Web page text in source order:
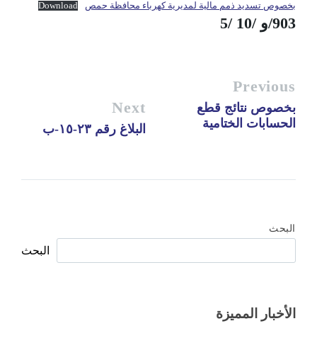
بخصوص تسديد ذمم مالية لمديرية كهرباء محافظة حمص Download
903/و /10 /5
Previous
بخصوص نتائج قطع
الحسابات الختامية
Next
البلاغ رقم ٢٣-١٥-ب
البحث
البحث
الأخبار المميزة